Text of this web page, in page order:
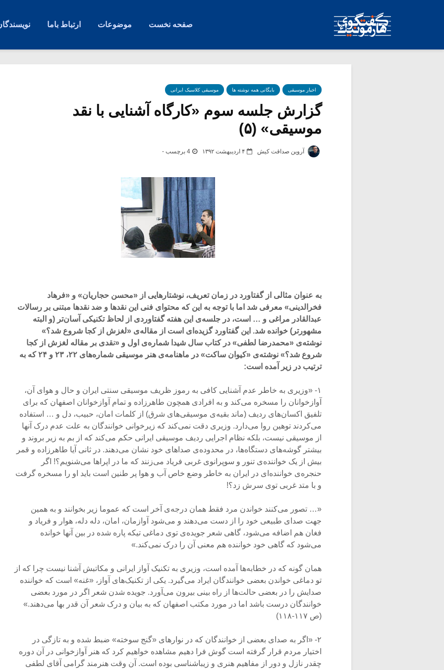
صفحه نخست موضوعات ارتباط باما
اخبار موسیقی بایگانی همه نوشته ها موسیقی کلاسیک ایرانی
گزارش جلسه سوم «کارگاه آشنایی با نقد
موسیقی» (۵)
آروین صداقت کیش ۴ اردیبهشت ۱۳۹۲ 4 برچسب -
به عنوان مثالی از گفتاورد در زمان تعریف، نوشتارهایی از «محسن حجاریان» و «فرهاد
فخرالدینی» معرفی شد اما با توجه به این که محتوای فنی این نقدها و ضد نقدها مبتنی بر رسالات
عبدالقادر مراغی و … است، در جلسه‌ی این هفته گفتاوردی از لحاظ تکنیکی آسان‌تر (و البته
مشهورتر) خوانده شد. این گفتاورد گزیده‌ای است از مقاله‌ی «لغزش از کجا شروع شد؟»
نوشته‌ی «محمدرضا لطفی» در کتاب سال شیدا شماره‌ی اول و «نقدی بر مقاله لغزش از کجا
شروع شد؟» نوشته‌ی «کیوان ساکت» در ماهنامه‌ی هنر موسیقی شماره‌های ۲۲، ۲۳ و ۲۴ که به
ترتیب در زیر آمده است:
۱- «وزیری به خاطر عدم آشنایی کافی به رموز ظریف موسیقی سنتی ایران و حال و هوای آن،
آوازخوانان را مسخره می‌کند و به افرادی همچون طاهرزاده و تمام آوازخوانان اصفهان که برای
تلفیق اکسان‌های ردیف (ماند بقیه‌ی موسیقی‌های شرق) از کلمات امان، حبیب، دل و … استفاده
می‌کردند توهین روا می‌دارد. وزیری دقت نمی‌کند که زیرخوانی خوانندگان به علت عدم درک آنها
از موسیقی نیست، بلکه نظام اجرایی ردیف موسیقی ایرانی حکم می‌کند که از بم به زیر بروند و
بیشتر گوشه‌های دستگاه‌ها، در محدوده‌ی صداهای خود نشان می‌دهند. در ثانی آیا طاهرزاده و قمر
بیش از یک خواننده‌ی تنور و سوپرانوی غربی فریاد می‌زنند که ما در اپراها می‌شنویم؟! اگر
حنجره‌ی خواننده‌ای در ایران به خاطر وضع خاص آب و هوا پر طنین است باید او را مسخره گرفت
و با متد غربی توی سرش زد؟!
«… تصور می‌کنند خواندن مرد فقط همان درجه‌ی آخر است که عموما زیر بخوانند و به همین
جهت صدای طبیعی خود را از دست می‌دهند و می‌شود آوازمان، امان، دله دله، هوار و فریاد و
فغان هم اضافه می‌شود، گاهی شعر جویده‌ی توی دماغی تیکه پاره شده در بین آنها خوانده
می‌شود که گاهی خود خواننده هم معنی آن را درک نمی‌کند.»
همان گونه که در خطابه‌ها آمده است، وزیری به تکنیک آواز ایرانی و مکاتبش آشنا نیست چرا که از
تو دماغی خواندن بعضی خوانندگان ایراد می‌گیرد. یکی از تکنیک‌های آواز، «غنه» است که خواننده
صدایش را در بعضی حالت‌ها از راه بینی بیرون می‌آورد. جویده شدن شعر اگر در مورد بعضی
خوانندگان درست باشد اما در مورد مکتب اصفهان که به بیان و درک شعر آن قدر بها می‌دهند.»
(ص ۱۱۷-۱۱۸)
۲- «اگر به صدای بعضی از خوانندگان که در نوارهای «گنج سوخته» ضبط شده و به تازگی در
اختیار مردم قرار گرفته است گوش فرا دهیم مشاهده خواهیم کرد که هنر آوازخوانی در آن دوره
چقدر نازل و دور از مفاهیم هنری و زیباشناسی بوده است. آن وقت هنرمند گرامی آقای لطفی